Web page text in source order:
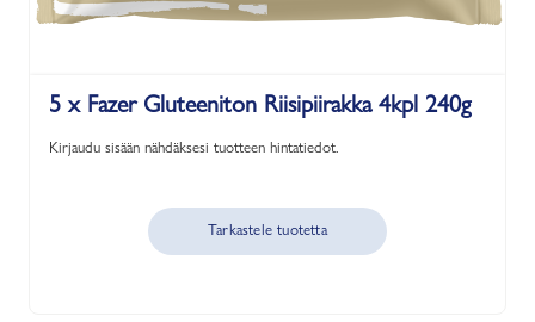
5 x Fazer Gluteeniton Riisipiirakka 4kpl 240g
Kirjaudu sisään nähdäksesi tuotteen hintatiedot.
Tarkastele tuotetta